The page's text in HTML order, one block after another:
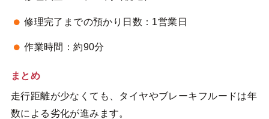
修理完了までの預かり日数：1営業日
作業時間：約90分
まとめ
走行距離が少なくても、タイヤやブレーキフルードは年
数による劣化が進みます。